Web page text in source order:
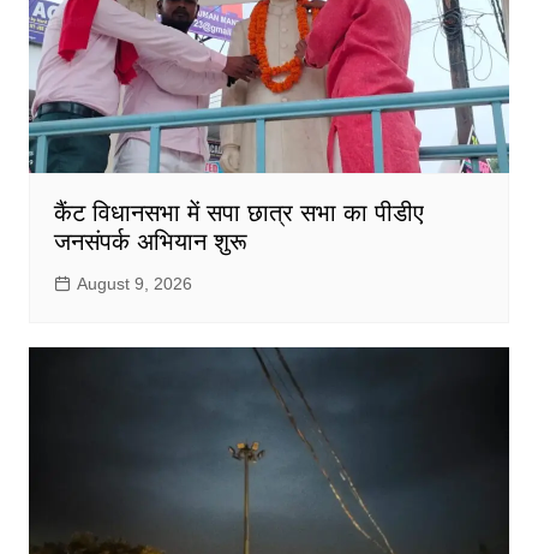
कैंट विधानसभा में सपा छात्र सभा का पीडीए
जनसंपर्क अभियान शुरू
August 9, 2026